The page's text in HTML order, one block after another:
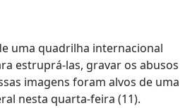
uma quadrilha internacional
estruprá-las, gravar os abusos
imagens foram alvos de uma
nesta quarta-feira (11).